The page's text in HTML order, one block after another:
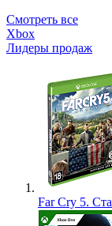
Смотреть все
Xbox
Лидеры продаж
Far Cry 5.